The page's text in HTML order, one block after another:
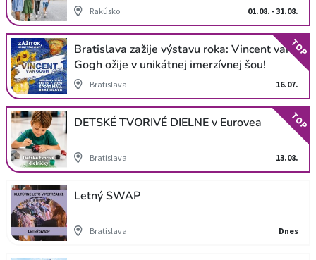
Rakúsko 01.08. - 31.08.
Bratislava zažije výstavu roka: Vincent van
Gogh ožije v unikátnej imerzívnej šou!
Bratislava 16.07.
TOP
DETSKÉ TVORIVÉ DIELNE v Eurovea
Bratislava 13.08.
TOP
Letný SWAP
Bratislava Dnes